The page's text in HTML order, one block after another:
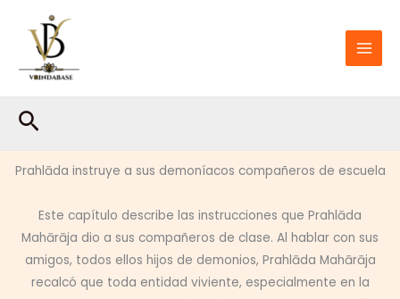
contenido
Buscar
Prahlāda instruye a sus demoníacos compañeros de escuela
Este capítulo describe las instrucciones que Prahlāda
Mahārāja dio a sus compañeros de clase. Al hablar con sus
amigos, todos ellos hijos de demonios, Prahlāda Mahārāja
recalcó que toda entidad viviente, especialmente en la